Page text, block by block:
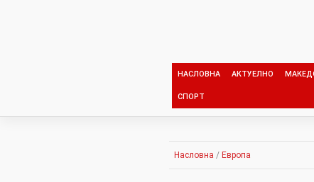
НАСЛОВНА АКТУЕЛНО
СПОРТ
Насловна / Европа